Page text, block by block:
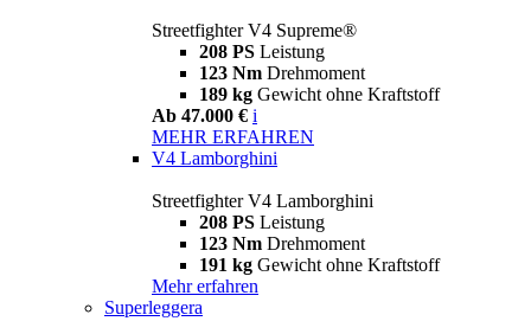
Streetfighter V4 Supreme®
208 PS Leistung
123 Nm Drehmoment
189 kg Gewicht ohne Kraftstoff
Ab 47.000 € i
MEHR ERFAHREN
V4 Lamborghini
Streetfighter V4 Lamborghini
208 PS Leistung
123 Nm Drehmoment
191 kg Gewicht ohne Kraftstoff
Mehr erfahren
Superleggera